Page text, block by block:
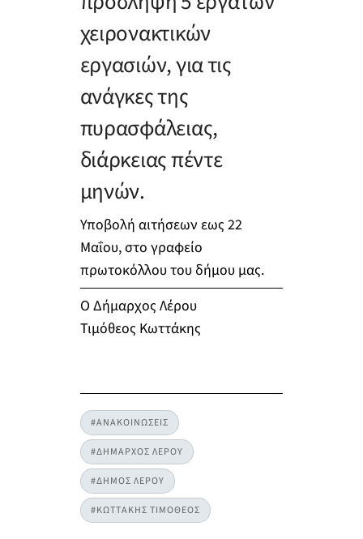
χειρονακτικών
εργασιών, για τις
ανάγκες της
πυρασφάλειας,
διάρκειας πέντε
μηνών.
Υποβολή αιτήσεων εως 22
Μαΐου, στο γραφείο
πρωτοκόλλου του δήμου μας.
Ο Δήμαρχος Λέρου
Τιμόθεος Κωττάκης
#ΑΝΑΚΟΙΝΩΣΕΙΣ
#ΔΗΜΑΡΧΟΣ ΛΕΡΟΥ
#ΔΗΜΟΣ ΛΕΡΟΥ
#ΚΩΤΤΑΚΗΣ ΤΙΜΟΘΕΟΣ